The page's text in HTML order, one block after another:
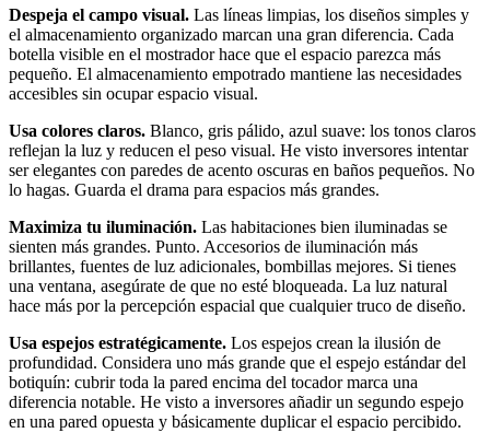
Despeja el campo visual. Las líneas limpias, los diseños simples y
el almacenamiento organizado marcan una gran diferencia. Cada
botella visible en el mostrador hace que el espacio parezca más
pequeño. El almacenamiento empotrado mantiene las necesidades
accesibles sin ocupar espacio visual.
Usa colores claros. Blanco, gris pálido, azul suave: los tonos claros
reflejan la luz y reducen el peso visual. He visto inversores intentar
ser elegantes con paredes de acento oscuras en baños pequeños. No
lo hagas. Guarda el drama para espacios más grandes.
Maximiza tu iluminación. Las habitaciones bien iluminadas se
sienten más grandes. Punto. Accesorios de iluminación más
brillantes, fuentes de luz adicionales, bombillas mejores. Si tienes
una ventana, asegúrate de que no esté bloqueada. La luz natural
hace más por la percepción espacial que cualquier truco de diseño.
Usa espejos estratégicamente. Los espejos crean la ilusión de
profundidad. Considera uno más grande que el espejo estándar del
botiquín: cubrir toda la pared encima del tocador marca una
diferencia notable. He visto a inversores añadir un segundo espejo
en una pared opuesta y básicamente duplicar el espacio percibido.